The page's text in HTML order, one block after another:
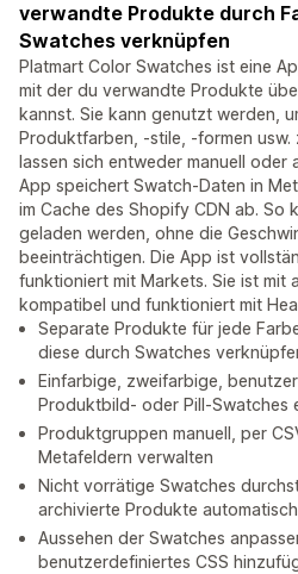
verwandte Produkte durch
Swatches verknüpfen
Platmart Color Swatches ist eine
mit der du verwandte Produkte
kannst. Sie kann genutzt werden,
Produktfarben, -stile, -formen
lassen sich entweder manuell oder
App speichert Swatch-Daten in
im Cache des Shopify CDN ab. So
geladen werden, ohne die
beeinträchtigen. Die App ist
funktioniert mit Markets. Sie ist mit
kompatibel und funktioniert mit
Separate Produkte für jede
diese durch Swatches
Einfarbige, zweifarbige,
Produktbild- oder Pill-Swatches
Produktgruppen manuell, per
Metafeldern verwalten
Nicht vorrätige Swatches
archivierte Produkte
Aussehen der Swatches
benutzerdefiniertes CSS